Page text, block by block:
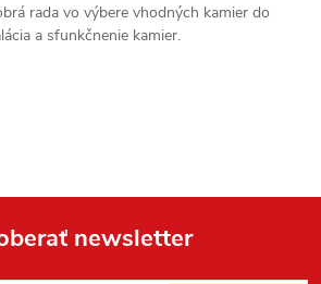
rada vo výbere vhodných kamier do
a sfunkčnenie kamier.
newsletter
Powered by chaterimo